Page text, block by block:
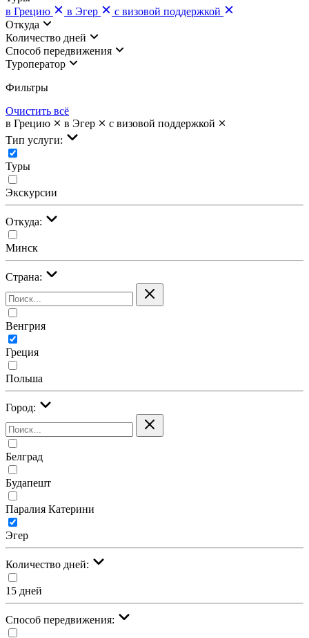
в Грецию
в Эгер
с визовой поддержкой
Откуда
Количество дней
Cпособ передвижения
Туроператор
Фильтры
Очистить всё
в Грецию
в Эгер
с визовой поддержкой
Тип услуги:
Туры
Экскурсии
Откуда:
Минск
Страна:
Венгрия
Греция
Польша
Город:
Белград
Будапешт
Паралия Катерини
Эгер
Количество дней:
15 дней
Cпособ передвижения: